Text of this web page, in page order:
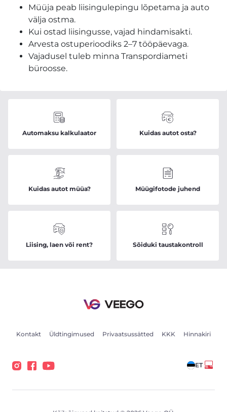
Müüja peab liisingulepingu lõpetama ja auto
välja ostma.
Kui ostad liisingusse, vajad hindamisakti.
Arvesta ostuperioodiks 2–7 tööpäevaga.
Vajadusel tuleb minna Transpordiameti
büroosse.
Automaksu kalkulaator Kuidas autot osta?
Kuidas autot müüa? Müügifotode juhend
Liising, laen või rent? Sõiduki taustakontroll
Kontakt Üldtingimused Privaatsussätted KKK Hinnakiri
ET